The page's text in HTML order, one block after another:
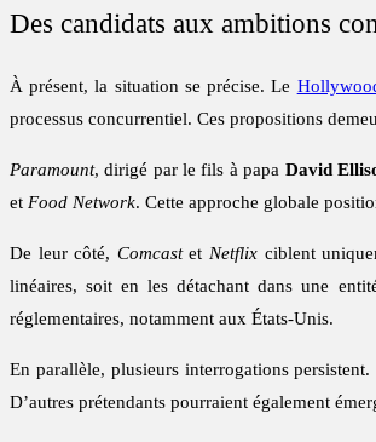
Des candidats aux ambitions
À présent, la situation se précise. Le
processus concurrentiel. Ces propositions
Paramount, dirigé par le fils à papa David
et Food Network. Cette approche globale
De leur côté, Comcastet Netflixciblent
linéaires, soit en les détachant dans une
réglementaires, notamment aux États-Unis.
En parallèle, plusieurs interrogations
D’autres prétendants pourraient également